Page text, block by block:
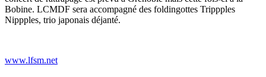
Bobine. LCMDF sera accompagné des foldingottes Trippples
Nippples, trio japonais déjanté.
www.lfsm.net